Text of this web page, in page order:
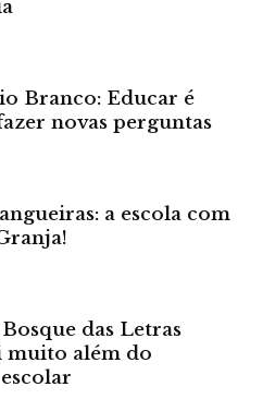
Branco: Educar é
novas perguntas
a escola com
das Letras
muito além do